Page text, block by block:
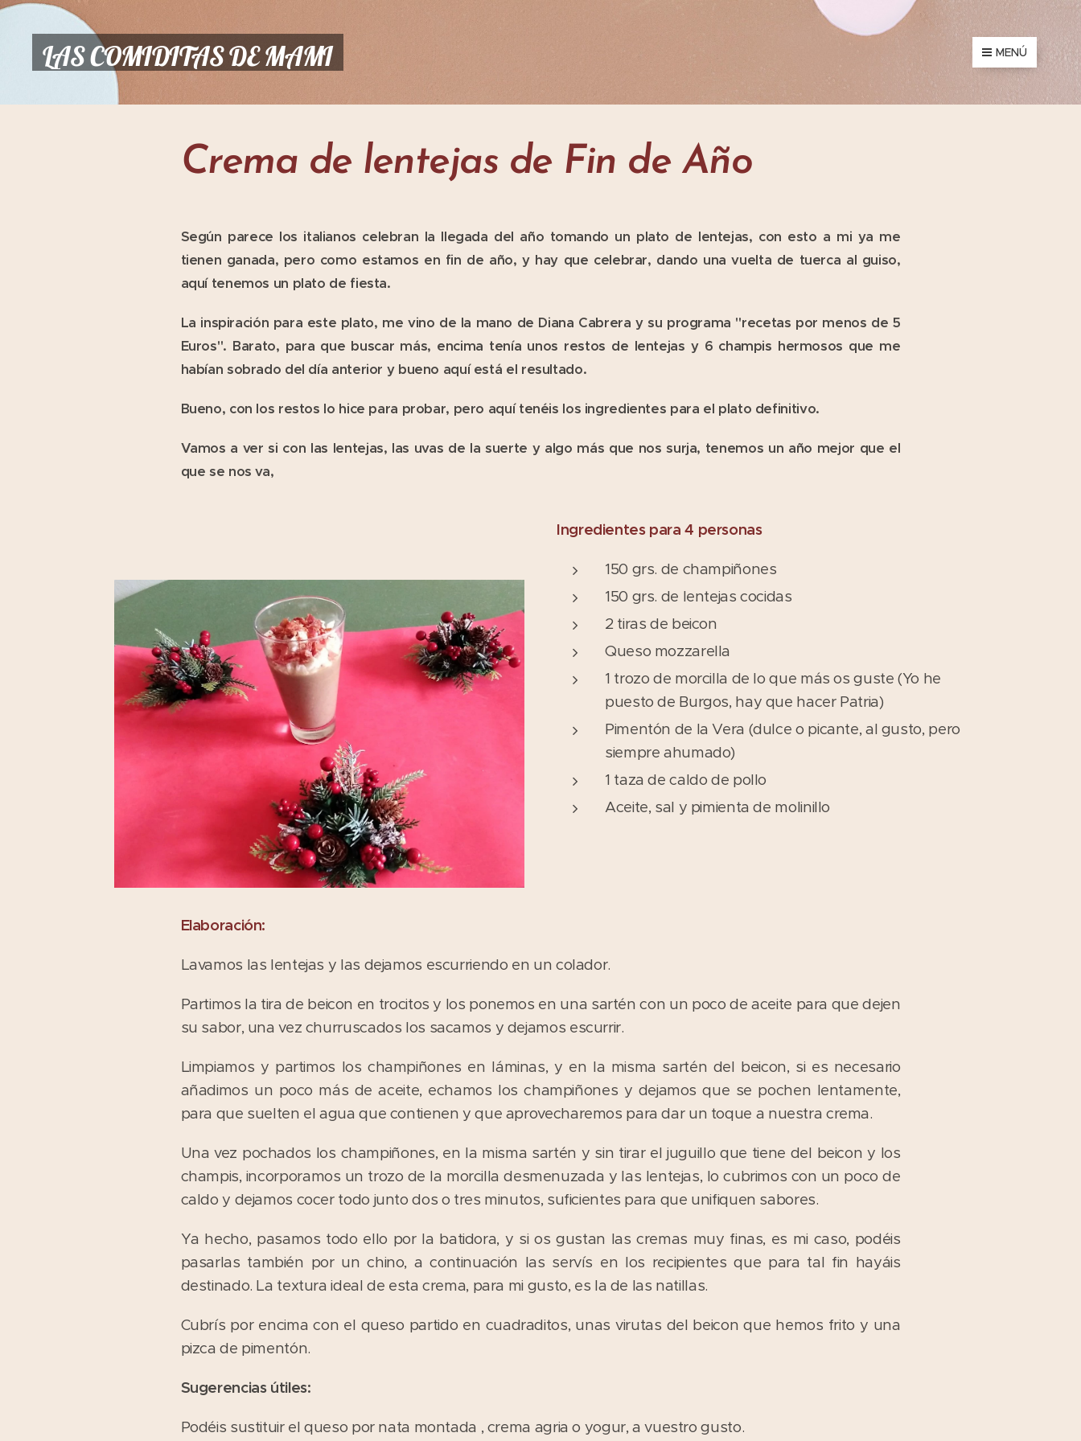
LAS COMIDITAS DE MAMI MENÚ
Crema de lentejas de Fin de Año
Según parece los italianos celebran la llegada del año tomando un plato de lentejas, con esto a mi ya me
tienen ganada, pero como estamos en fin de año, y hay que celebrar, dando una vuelta de tuerca al guiso,
aquí tenemos un plato de fiesta.
La inspiración para este plato, me vino de la mano de Diana Cabrera y su programa "recetas por menos de 5
Euros". Barato, para que buscar más, encima tenía unos restos de lentejas y 6 champis hermosos que me
habían sobrado del día anterior y bueno aquí está el resultado.
Bueno, con los restos lo hice para probar, pero aquí tenéis los ingredientes para el plato definitivo.
Vamos a ver si con las lentejas, las uvas de la suerte y algo más que nos surja, tenemos un año mejor que el
que se nos va,
Ingredientes para 4 personas
150 grs. de champiñones
150 grs. de lentejas cocidas
2 tiras de beicon
Queso mozzarella
1 trozo de morcilla de lo que más os guste (Yo he
puesto de Burgos, hay que hacer Patria)
Pimentón de la Vera (dulce o picante, al gusto, pero
siempre ahumado)
1 taza de caldo de pollo
Aceite, sal y pimienta de molinillo
Elaboración:
Lavamos las lentejas y las dejamos escurriendo en un colador.
Partimos la tira de beicon en trocitos y los ponemos en una sartén con un poco de aceite para que dejen
su sabor, una vez churruscados los sacamos y dejamos escurrir.
Limpiamos y partimos los champiñones en láminas, y en la misma sartén del beicon, si es necesario
añadimos un poco más de aceite, echamos los champiñones y dejamos que se pochen lentamente,
para que suelten el agua que contienen y que aprovecharemos para dar un toque a nuestra crema.
Una vez pochados los champiñones, en la misma sartén y sin tirar el juguillo que tiene del beicon y los
champis, incorporamos un trozo de la morcilla desmenuzada y las lentejas, lo cubrimos con un poco de
caldo y dejamos cocer todo junto dos o tres minutos, suficientes para que unifiquen sabores.
Ya hecho, pasamos todo ello por la batidora, y si os gustan las cremas muy finas, es mi caso, podéis
pasarlas también por un chino, a continuación las servís en los recipientes que para tal fin hayáis
destinado. La textura ideal de esta crema, para mi gusto, es la de las natillas.
Cubrís por encima con el queso partido en cuadraditos, unas virutas del beicon que hemos frito y una
pizca de pimentón.
Sugerencias útiles:
Podéis sustituir el queso por nata montada , crema agria o yogur, a vuestro gusto.